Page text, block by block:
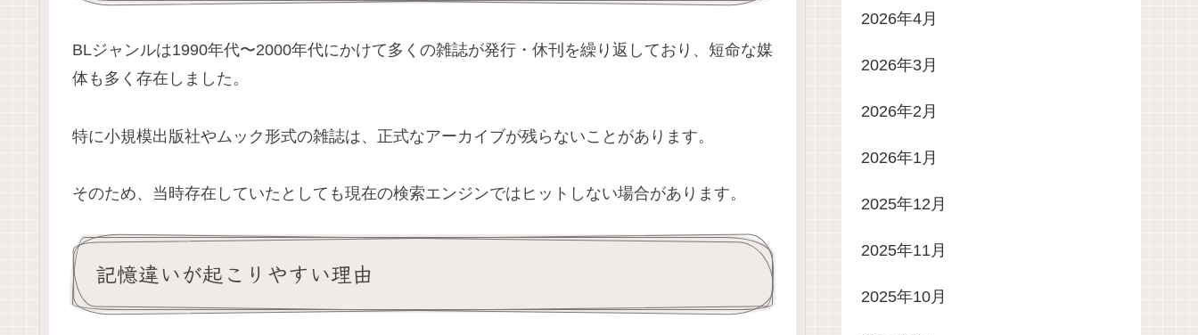
BLジャンルは1990年代〜2000年代にかけて多くの雑誌が発行・休刊を繰り返しており、短命な媒
体も多く存在しました。
特に小規模出版社やムック形式の雑誌は、正式なアーカイブが残らないことがあります。
そのため、当時存在していたとしても現在の検索エンジンではヒットしない場合があります。
記憶違いが起こりやすい理由
2026年4月
2026年3月
2026年2月
2026年1月
2025年12月
2025年11月
2025年10月